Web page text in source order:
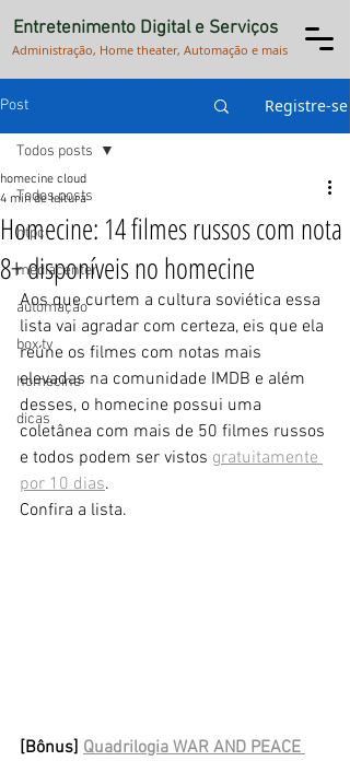
Entretenimento Digital e Serviços
Administração, Home theater, Automação e mais
Post Registre-se
Todos posts
htpc
mediacenter
automação
box tv
homecine
dicas
Todos posts
Homecine: 14 filmes russos com nota
8+ disponíveis no homecine
homecine cloud
4 min de leitura
Aos que curtem a cultura soviética essa
lista vai agradar com certeza, eis que ela
reúne os filmes com notas mais
elevadas na comunidade IMDB e além
desses, o homecine possui uma
coletânea com mais de 50 filmes russos
e todos podem ser vistos gratuitamente
por 10 dias.
Confira a lista.
[Bônus] Quadrilogia WAR AND PEACE